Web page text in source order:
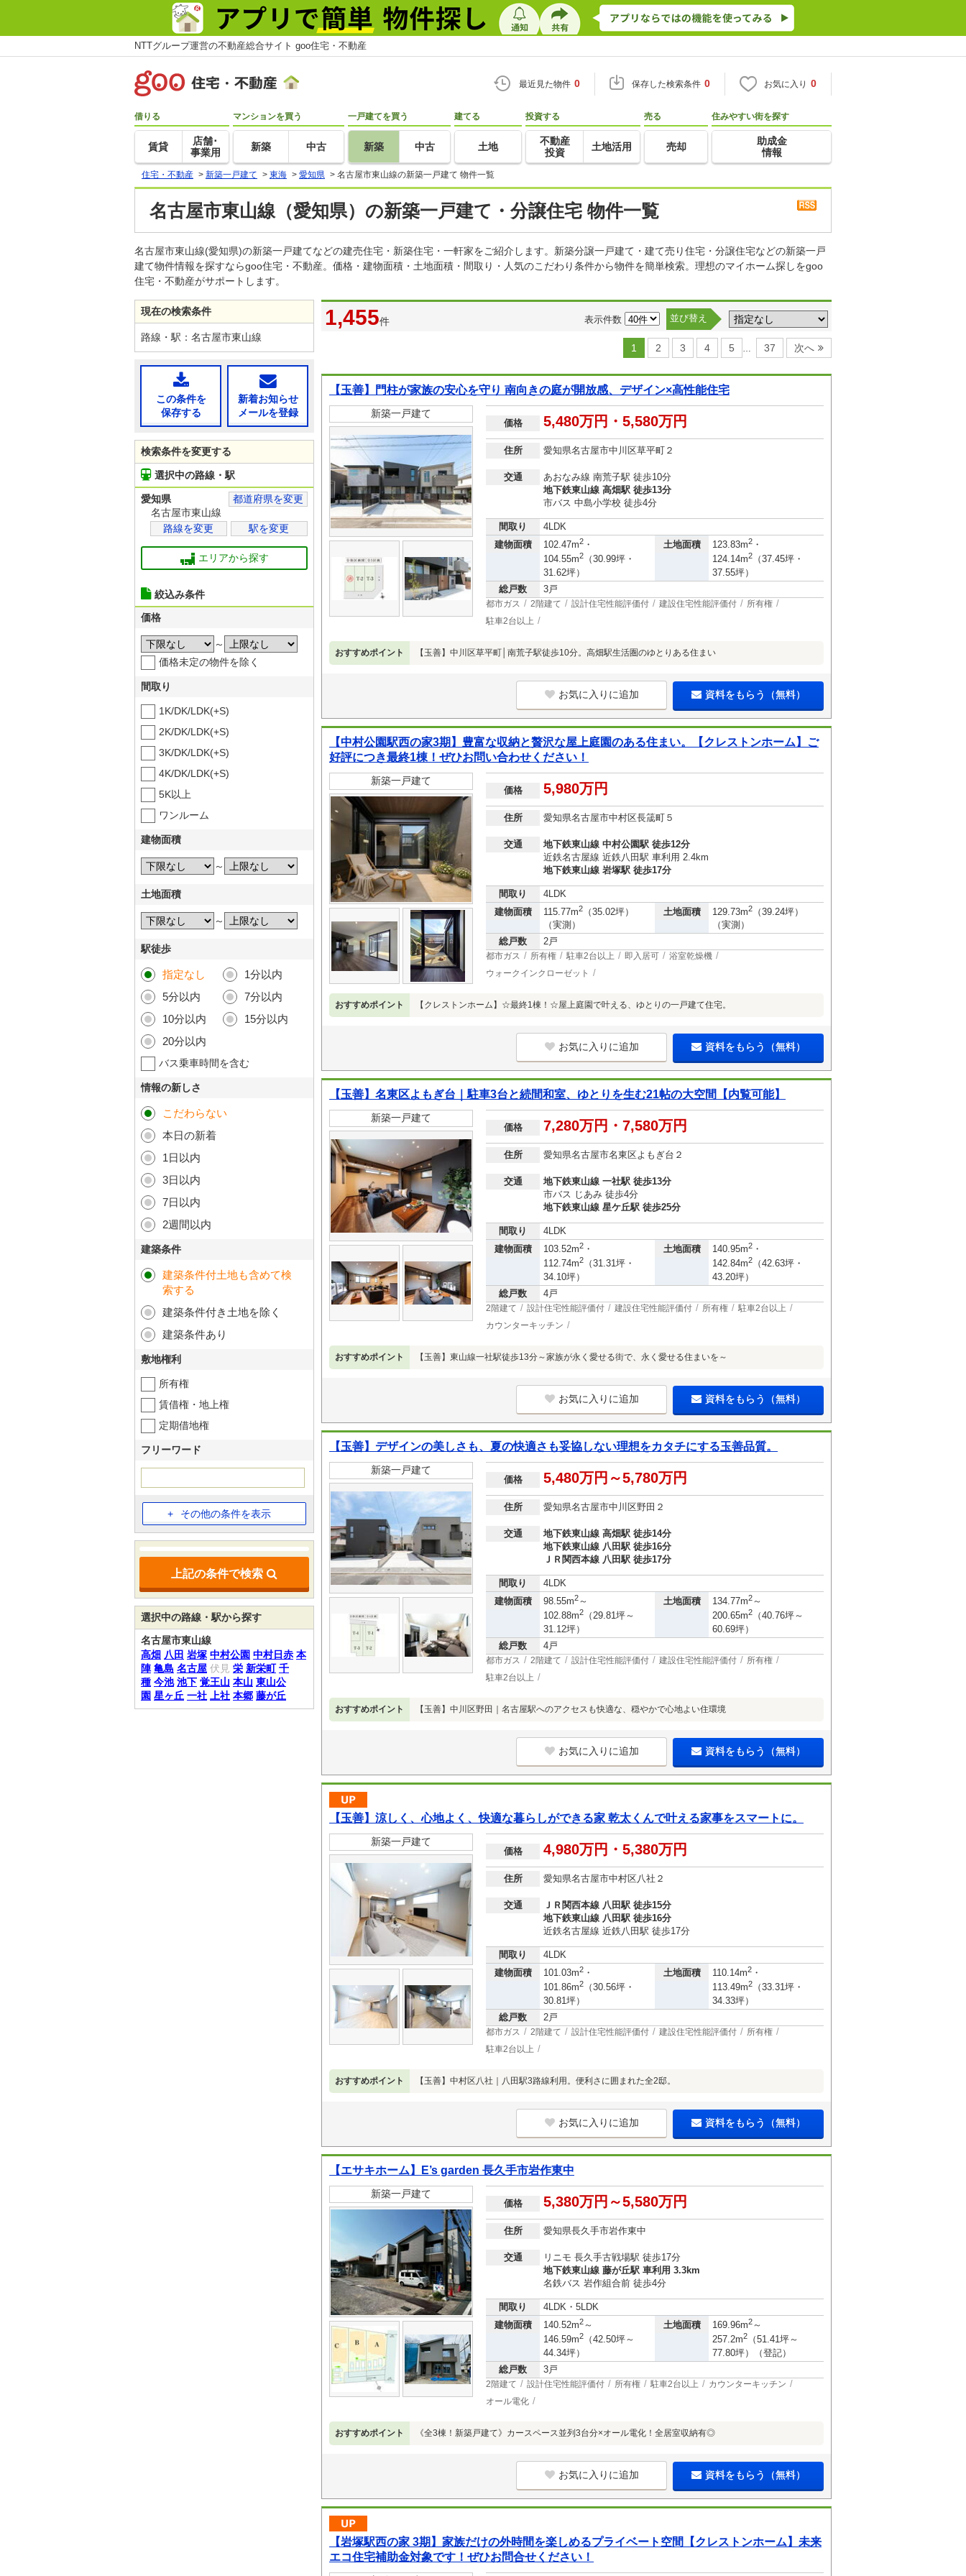
NTTグループ運営の不動産総合サイト goo住宅・不動産
最近見た物件 0 保存した検索条件 0 お気に入り 0
借りる
賃貸
店舗･
事業用
マンションを買う
新築 中古
一戸建てを買う
新築 中古
建てる
土地
投資する
不動産
投資
土地活用
売る
売却
住みやすい街を探す
助成金
情報
住宅・不動産 > 新築一戸建て > 東海 > 愛知県 > 名古屋市東山線の新築一戸建て 物件一覧
名古屋市東山線（愛知県）の新築一戸建て・分譲住宅 物件一覧
名古屋市東山線(愛知県)の新築一戸建てなどの建売住宅・新築住宅・一軒家をご紹介します。新築分譲一戸建て・建て売り住宅・分譲住宅などの新築一戸
建て物件情報を探すならgoo住宅・不動産。価格・建物面積・土地面積・間取り・人気のこだわり条件から物件を簡単検索。理想のマイホーム探しをgoo
住宅・不動産がサポートします。
1,455件 表示件数 並び替え
1 2 3 4 5 … 37 次へ
【玉善】門柱が家族の安心を守り 南向きの庭が開放感、デザイン×高性能住宅
新築一戸建て
価格 5,480万円・5,580万円
住所 愛知県名古屋市中川区草平町２
交通
あおなみ線 南荒子駅 徒歩10分
地下鉄東山線 高畑駅 徒歩13分
市バス 中島小学校 徒歩4分
間取り
4LDK
建物面積
102.47m2 ・
104.55m2
（30.99坪・
31.62坪）
土地面積 123.83m2 ・
124.14m2
（37.45坪・
37.55坪）
総戸数
3戸
都市ガス 2階建て 設計住宅性能評価付 建設住宅性能評価付
所有権
駐車2台以上
おすすめポイント 【玉善】中川区草平町│南荒子駅徒歩10分。高畑駅生活圏のゆとりある住まい
お気に入りに追加 資料をもらう（無料）
【中村公園駅西の家3期】豊富な収納と贅沢な屋上庭園のある住まい。【クレストンホーム】ご
好評につき最終1棟！ぜひお問い合わせください！
新築一戸建て
価格 5,980万円
住所 愛知県名古屋市中村区長筬町５
交通
地下鉄東山線 中村公園駅 徒歩12分
近鉄名古屋線 近鉄八田駅 車利用 2.4km
地下鉄東山線 岩塚駅 徒歩17分
間取り
4LDK
建物面積
115.77m2
（35.02坪）
（実測）
土地面積 129.73m2
（39.24坪）
（実測）
総戸数
2戸
都市ガス 所有権 駐車2台以上 即入居可
浴室乾燥機
ウォークインクローゼット
おすすめポイント 【クレストンホーム】☆最終1棟！☆屋上庭園で叶える、ゆとりの一戸建て住宅。
お気に入りに追加 資料をもらう（無料）
【玉善】名東区よもぎ台｜駐車3台と続間和室、ゆとりを生む21帖の大空間【内覧可能】
新築一戸建て
価格 7,280万円・7,580万円
住所 愛知県名古屋市名東区よもぎ台２
交通
地下鉄東山線 一社駅 徒歩13分
市バス じあみ 徒歩4分
地下鉄東山線 星ケ丘駅 徒歩25分
間取り
4LDK
建物面積
103.52m2 ・
112.74m2
（31.31坪・
34.10坪）
土地面積 140.95m2 ・
142.84m2
（42.63坪・
43.20坪）
総戸数
4戸
2階建て 設計住宅性能評価付 建設住宅性能評価付 所有権
駐車2台以上
カウンターキッチン
おすすめポイント 【玉善】東山線一社駅徒歩13分～家族が永く愛せる街で、永く愛せる住まいを～
お気に入りに追加 資料をもらう（無料）
【玉善】デザインの美しさも、夏の快適さも妥協しない理想をカタチにする玉善品質。
新築一戸建て
価格 5,480万円～5,780万円
住所 愛知県名古屋市中川区野田２
交通
地下鉄東山線 高畑駅 徒歩14分
地下鉄東山線 八田駅 徒歩16分
ＪＲ関西本線 八田駅 徒歩17分
間取り
4LDK
建物面積
98.55m2～
102.88m2
（29.81坪～
31.12坪）
土地面積 134.77m2～
200.65m2
（40.76坪～
60.69坪）
総戸数
4戸
都市ガス 2階建て 設計住宅性能評価付 建設住宅性能評価付
所有権
駐車2台以上
おすすめポイント 【玉善】中川区野田｜名古屋駅へのアクセスも快適な、穏やかで心地よい住環境
お気に入りに追加 資料をもらう（無料）
【玉善】涼しく、心地よく、快適な暮らしができる家 乾太くんで叶える家事をスマートに。
新築一戸建て
価格 4,980万円・5,380万円
住所 愛知県名古屋市中村区八社２
交通
ＪＲ関西本線 八田駅 徒歩15分
地下鉄東山線 八田駅 徒歩16分
近鉄名古屋線 近鉄八田駅 徒歩17分
間取り
4LDK
建物面積
101.03m2 ・
101.86m2
（30.56坪・
30.81坪）
土地面積 110.14m2 ・
113.49m2
（33.31坪・
34.33坪）
総戸数
2戸
都市ガス 2階建て 設計住宅性能評価付 建設住宅性能評価付
所有権
駐車2台以上
おすすめポイント 【玉善】中村区八社｜八田駅3路線利用。便利さに囲まれた全2邸。
お気に入りに追加 資料をもらう（無料）
【エサキホーム】E’s garden 長久手市岩作東中
新築一戸建て
価格 5,380万円～5,580万円
住所 愛知県長久手市岩作東中
交通
リニモ 長久手古戦場駅 徒歩17分
地下鉄東山線 藤が丘駅 車利用 3.3km
名鉄バス 岩作組合前 徒歩4分
間取り
4LDK・5LDK
建物面積
140.52m2～
146.59m2
（42.50坪～
44.34坪）
土地面積 169.96m2～
257.2m2
（51.41坪～
77.80坪）（登記）
総戸数
3戸
2階建て 設計住宅性能評価付 所有権 駐車2台以上
カウンターキッチン
オール電化
おすすめポイント 《全3棟！新築戸建て》カースペース並列3台分×オール電化！全居室収納有◎
お気に入りに追加 資料をもらう（無料）
【岩塚駅西の家 3期】家族だけの外時間を楽しめるプライベート空間【クレストンホーム】未来
エコ住宅補助金対象です！ぜひお問合せください！
現在の検索条件
路線・駅：名古屋市東山線
この条件を
保存する
新着お知らせ
メールを登録
検索条件を変更する
選択中の路線・駅
愛知県
都道府県を変更
名古屋市東山線
路線を変更
駅を変更
エリアから探す
絞込み条件
価格
～
価格未定の物件を除く
間取り
1K/DK/LDK(+S)
2K/DK/LDK(+S)
3K/DK/LDK(+S)
4K/DK/LDK(+S)
5K以上
ワンルーム
建物面積
～
土地面積
～
駅徒歩
指定なし
1分以内
5分以内
7分以内
10分以内
15分以内
20分以内
バス乗車時間を含む
情報の新しさ
こだわらない
本日の新着
1日以内
3日以内
7日以内
2週間以内
建築条件
建築条件付土地も含めて検
索する
建築条件付き土地を除く
建築条件あり
敷地権利
所有権
賃借権・地上権
定期借地権
フリーワード
その他の条件を表示
上記の条件で検索
選択中の路線・駅から探す
名古屋市東山線
高畑 八田 岩塚 中村公園 中村日赤 本
陣 亀島 名古屋 伏見 栄 新栄町 千
種 今池 池下 覚王山 本山 東山公
園 星ヶ丘 一社 上社 本郷 藤が丘